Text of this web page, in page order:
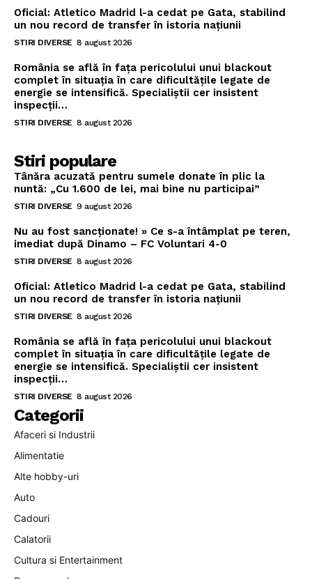
Oficial: Atletico Madrid l-a cedat pe Gata, stabilind
un nou record de transfer în istoria națiunii
STIRI DIVERSE 8 august 2026
România se află în fața pericolului unui blackout
complet în situația în care dificultățile legate de
energie se intensifică. Specialiștii cer insistent
inspecții…
STIRI DIVERSE 8 august 2026
Stiri populare
Tânăra acuzată pentru sumele donate în plic la
nuntă: „Cu 1.600 de lei, mai bine nu participai”
STIRI DIVERSE 9 august 2026
Nu au fost sancționate! » Ce s-a întâmplat pe teren,
imediat după Dinamo – FC Voluntari 4-0
STIRI DIVERSE 8 august 2026
Oficial: Atletico Madrid l-a cedat pe Gata, stabilind
un nou record de transfer în istoria națiunii
STIRI DIVERSE 8 august 2026
România se află în fața pericolului unui blackout
complet în situația în care dificultățile legate de
energie se intensifică. Specialiștii cer insistent
inspecții…
STIRI DIVERSE 8 august 2026
Categorii
Afaceri si Industrii
Alimentatie
Alte hobby-uri
Auto
Cadouri
Calatorii
Cultura si Entertainment